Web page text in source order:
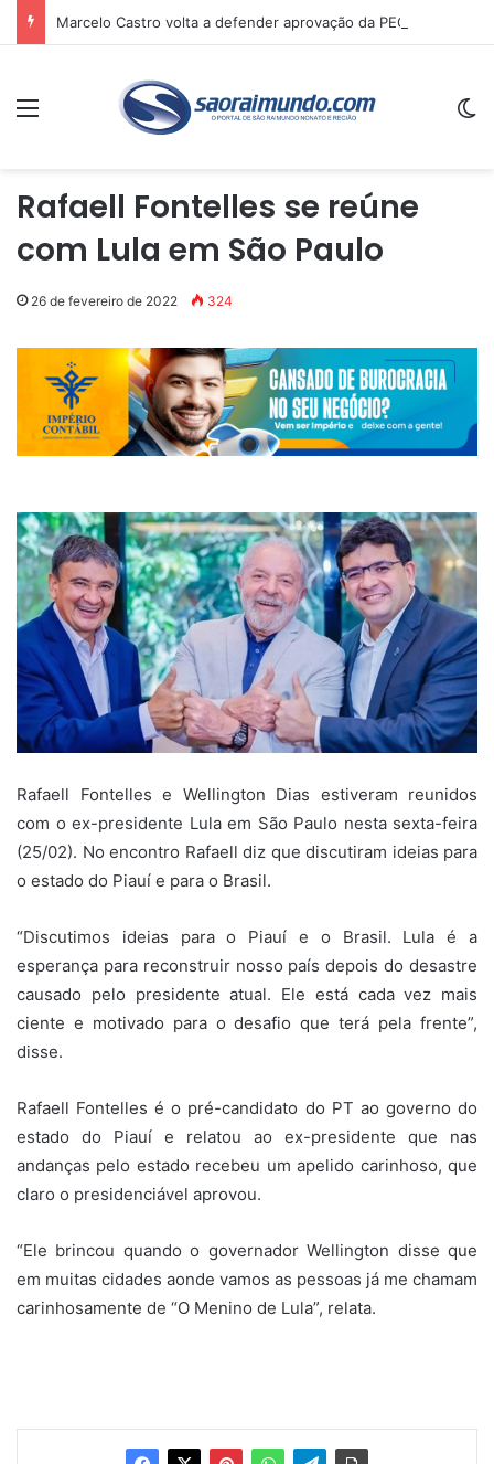
Menu
Rafaell Fontelles se reúne
com Lula em São Paulo
26 de fevereiro de 2022 324
Rafaell Fontelles e Wellington Dias estiveram reunidos
com o ex-presidente Lula em São Paulo nesta sexta-feira
(25/02). No encontro Rafaell diz que discutiram ideias para
o estado do Piauí e para o Brasil.
“Discutimos ideias para o Piauí e o Brasil. Lula é a
esperança para reconstruir nosso país depois do desastre
causado pelo presidente atual. Ele está cada vez mais
ciente e motivado para o desafio que terá pela frente”,
disse.
Rafaell Fontelles é o pré-candidato do PT ao governo do
estado do Piauí e relatou ao ex-presidente que nas
andanças pelo estado recebeu um apelido carinhoso, que
claro o presidenciável aprovou.
“Ele brincou quando o governador Wellington disse que
em muitas cidades aonde vamos as pessoas já me chamam
carinhosamente de “O Menino de Lula”, relata.